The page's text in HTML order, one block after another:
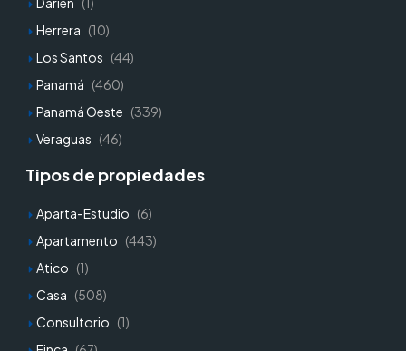
Herrera (10)
Los Santos (44)
Panamá (460)
Panamá Oeste (339)
Veraguas (46)
Tipos de propiedades
Aparta-Estudio (6)
Apartamento (443)
Atico (1)
Casa (508)
Consultorio (1)